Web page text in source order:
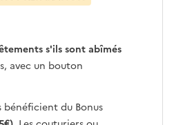
s'ils sont abîmés
avec un bouton
du Bonus